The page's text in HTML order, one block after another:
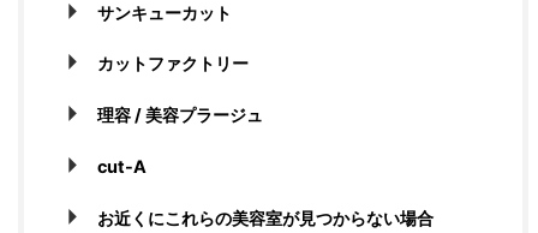
サンキューカット
カットファクトリー
理容 / 美容プラージュ
cut-A
お近くにこれらの美容室が見つからない場合